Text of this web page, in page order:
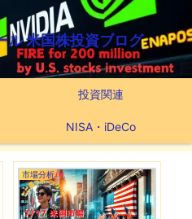
ル 米国株投資ブログ
投資関連
NISA・iDeCo
市場分析